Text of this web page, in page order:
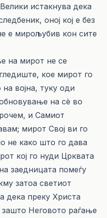
истакнува дека
оној кој е без
е мирољубив кон сите
на мирот не се
кое мирот го
војна, туку оди
на сè во
и Самиот
мирот Свој ви го
не како што го дава
кој го нуди Црквата
заедницата помеѓу
затоа светиот
дека преку Христа
Неговото раѓање